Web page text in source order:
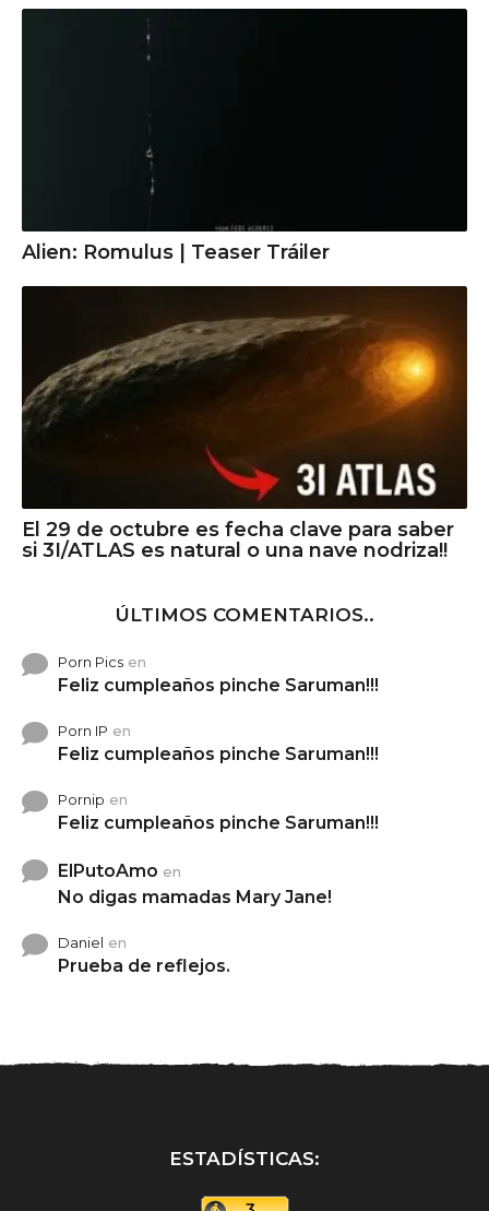
Alien: Romulus | Teaser Tráiler
El 29 de octubre es fecha clave para saber
si 3I/ATLAS es natural o una nave nodriza!!
ÚLTIMOS COMENTARIOS..
Porn Pics en
Feliz cumpleaños pinche Saruman!!!
Porn IP en
Feliz cumpleaños pinche Saruman!!!
Pornip en
Feliz cumpleaños pinche Saruman!!!
ElPutoAmo en
No digas mamadas Mary Jane!
Daniel en
Prueba de reflejos.
ESTADÍSTICAS: